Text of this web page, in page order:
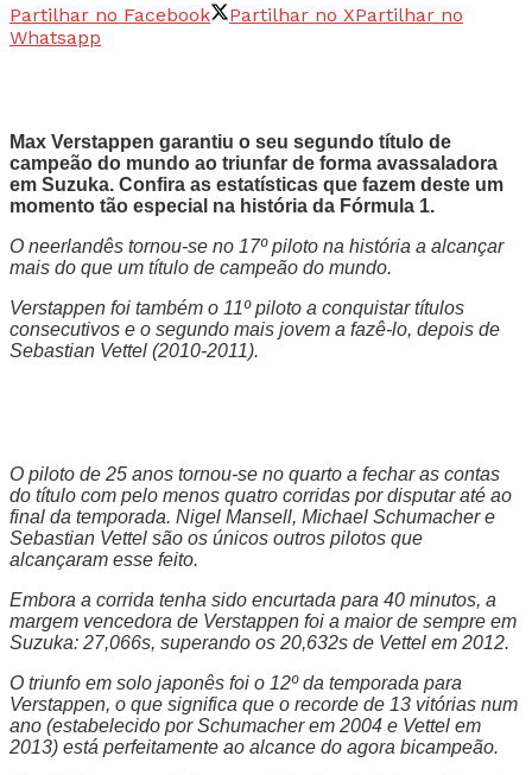
Partilhar no Facebook Partilhar no XPartilhar no
Whatsapp
Max Verstappen garantiu o seu segundo título de
campeão do mundo ao triunfar de forma avassaladora
em Suzuka. Confira as estatísticas que fazem deste um
momento tão especial na história da Fórmula 1.
O neerlandês tornou-se no 17º piloto na história a alcançar
mais do que um título de campeão do mundo.
Verstappen foi também o 11º piloto a conquistar títulos
consecutivos e o segundo mais jovem a fazê-lo, depois de
Sebastian Vettel (2010-2011).
O piloto de 25 anos tornou-se no quarto a fechar as contas
do título com pelo menos quatro corridas por disputar até ao
final da temporada. Nigel Mansell, Michael Schumacher e
Sebastian Vettel são os únicos outros pilotos que
alcançaram esse feito.
Embora a corrida tenha sido encurtada para 40 minutos, a
margem vencedora de Verstappen foi a maior de sempre em
Suzuka: 27,066s, superando os 20,632s de Vettel em 2012.
O triunfo em solo japonês foi o 12º da temporada para
Verstappen, o que significa que o recorde de 13 vitórias num
ano (estabelecido por Schumacher em 2004 e Vettel em
2013) está perfeitamente ao alcance do agora bicampeão.